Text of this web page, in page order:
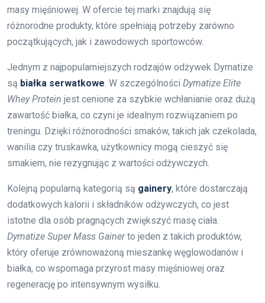
masy mięśniowej. W ofercie tej marki znajdują się
różnorodne produkty, które spełniają potrzeby zarówno
początkujących, jak i zawodowych sportowców.
Jednym z najpopularniejszych rodzajów odżywek Dymatize
są białka serwatkowe . W szczególności Dymatize Elite
Whey Protein jest cenione za szybkie wchłanianie oraz dużą
zawartość białka, co czyni je idealnym rozwiązaniem po
treningu. Dzięki różnorodności smaków, takich jak czekolada,
wanilia czy truskawka, użytkownicy mogą cieszyć się
smakiem, nie rezygnując z wartości odżywczych.
Kolejną popularną kategorią są gainery, które dostarczają
dodatkowych kalorii i składników odżywczych, co jest
istotne dla osób pragnących zwiększyć masę ciała.
Dymatize Super Mass Gainerto jeden z takich produktów,
który oferuje zrównoważoną mieszankę węglowodanów i
białka, co wspomaga przyrost masy mięśniowej oraz
regenerację po intensywnym wysiłku.